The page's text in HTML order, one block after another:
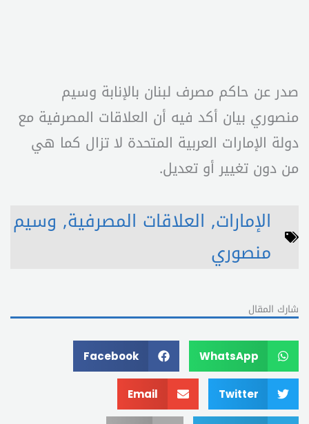
صدر عن حاكم مصرف لبنان بالإنابة وسيم
منصوري بيان أكد فيه أن العلاقات المصرفية مع
دولة الإمارات العربية المتحدة لا تزال كما هي
من دون تغيير أو تعديل.
الإمارات, العلاقات المصرفية, وسيم
منصوري
شارك المقال
WhatsApp
Facebook
Twitter
Email